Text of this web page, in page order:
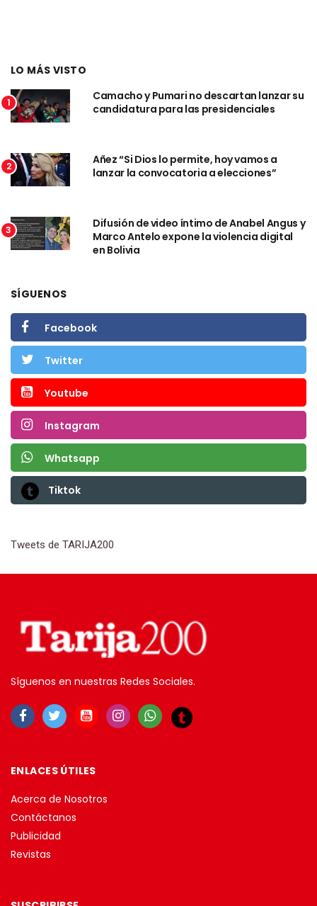
LO MÁS VISTO
1
Camacho y Pumari no descartan lanzar su
candidatura para las presidenciales
2
Añez “Si Dios lo permite, hoy vamos a
lanzar la convocatoria a elecciones”
3
Difusión de video íntimo de Anabel Angus y
Marco Antelo expone la violencia digital
en Bolivia
SÍGUENOS
Facebook
Twitter
Youtube
Instagram
Whatsapp
Tiktok
Tweets de TARIJA200
Síguenos en nuestras Redes Sociales.
ENLACES ÚTILES
Acerca de Nosotros
Contáctanos
Publicidad
Revistas